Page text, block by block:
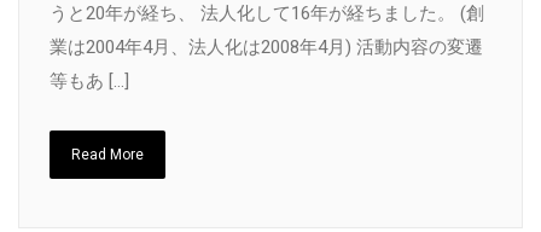
うと20年が経ち、 法人化して16年が経ちました。 (創
業は2004年4月、法人化は2008年4月) 活動内容の変遷
等もあ […]
Read More